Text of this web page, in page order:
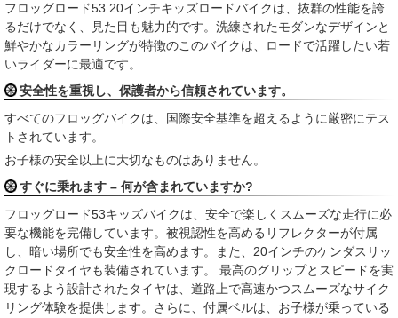
フロッグロード53 20インチキッズロードバイクは、抜群の性能を誇
るだけでなく、見た目も魅力的です。洗練されたモダンなデザインと
鮮やかなカラーリングが特徴のこのバイクは、ロードで活躍したい若
いライダーに最適です。
安全性を重視し、保護者から信頼されています。
すべてのフロッグバイクは、国際安全基準を超えるように厳密にテス
トされています。
お子様の安全以上に大切なものはありません。
すぐに乗れます – 何が含まれていますか?
フロッグロード53キッズバイクは、安全で楽しくスムーズな走行に必
要な機能を完備しています。被視認性を高めるリフレクターが付属
し、暗い場所でも安全性を高めます。また、20インチのケンダスリッ
クロードタイヤも装備されています。 最高のグリップとスピードを実
現するよう設計されたタイヤは、道路上で高速かつスムーズなサイク
リング体験を提供します。さらに、付属ベルは、お子様が乗っている